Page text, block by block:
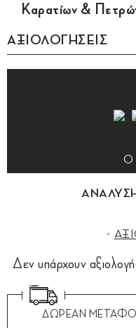
Καρατίων &
ΑΞΙΟΛΟΓΗΣΕΙΣ
0
Δεν υπάρχουν
ΔΩΡΕΑΝ